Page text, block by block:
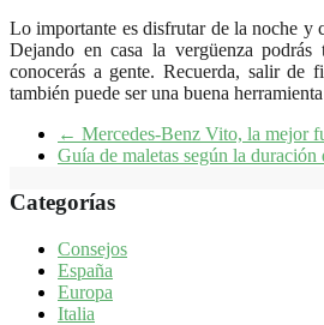
Lo importante es disfrutar de la noche y
Dejando en casa la vergüenza
conocerás a gente. Recuerda, salir de
también puede ser una buena
← Mercedes-Benz Vito, la mejor
Guía de maletas según la duración
Categorías
Consejos
España
Europa
Italia